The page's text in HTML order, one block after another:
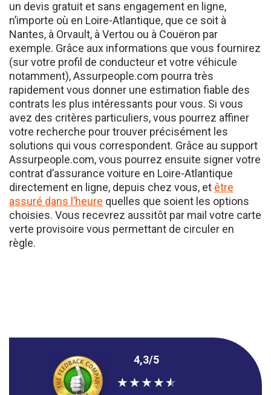
n’importe où en Loire-Atlantique, que ce soit à
Nantes, à Orvault, à Vertou ou à Couëron par
exemple. Grâce aux informations que vous fournirez
(sur votre profil de conducteur et votre véhicule
notamment), Assurpeople.com pourra très
rapidement vous donner une estimation fiable des
contrats les plus intéressants pour vous. Si vous
avez des critères particuliers, vous pourrez affiner
votre recherche pour trouver précisément les
solutions qui vous correspondent. Grâce au support
Assurpeople.com, vous pourrez ensuite signer votre
contrat d’assurance voiture en Loire-Atlantique
directement en ligne, depuis chez vous, etêtre
assuré dans l’heurequelles que soient les options
choisies. Vous recevrez aussitôt par mail votre carte
verte provisoire vous permettant de circuler en
règle.
★